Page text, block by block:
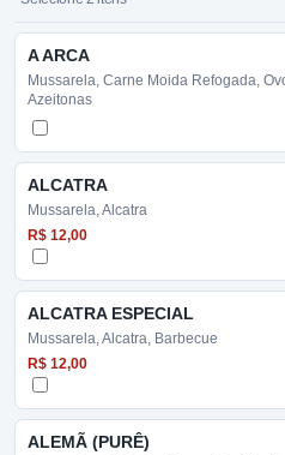
A ARCA
Mussarela, Carne Moida Refogada,
Azeitonas
ALCATRA
Mussarela, Alcatra
R$ 12,00
ALCATRA ESPECIAL
Mussarela, Alcatra, Barbecue
R$ 12,00
ALEMÃ (PURÊ)